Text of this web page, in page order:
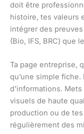
doit être
histoire, tes valeurs
intégrer des
(Bio, IFS, BRC) que
Ta page entreprise,
qu’une simple
d’informations.
visuels de haute
production ou de
régulièrement des